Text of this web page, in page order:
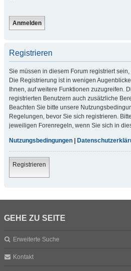
Registrieren
Sie müssen in diesem Forum registriert
Die Registrierung ist in wenigen
Ihnen, auf weitere Funktionen zuzugreifen.
registrierten Benutzern auch zusätzliche
Beachten Sie bitte unsere
Regelungen, bevor Sie sich registrieren.
jeweiligen Forenregeln, wenn Sie sich in
Nutzungsbedingungen
Registrieren
GEHE ZU SEITE
Erweiterte Suche
Kontakt